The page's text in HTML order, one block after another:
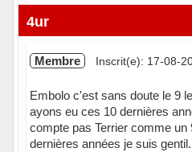
Hors ligne
4ur
Membre Inscrit(e): 17-08-
Embolo c'est sans doute le 9
ayons eu ces 10 dernières
compte pas Terrier comme
dernières années je suis gentil.